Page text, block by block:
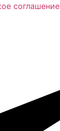
соглашение